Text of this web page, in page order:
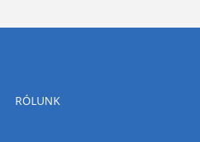
RÓLUNK